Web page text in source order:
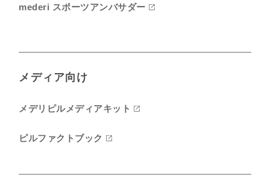
mederi スポーツアンバサダー
メディア向け
メデリピルメディアキット
ピルファクトブック